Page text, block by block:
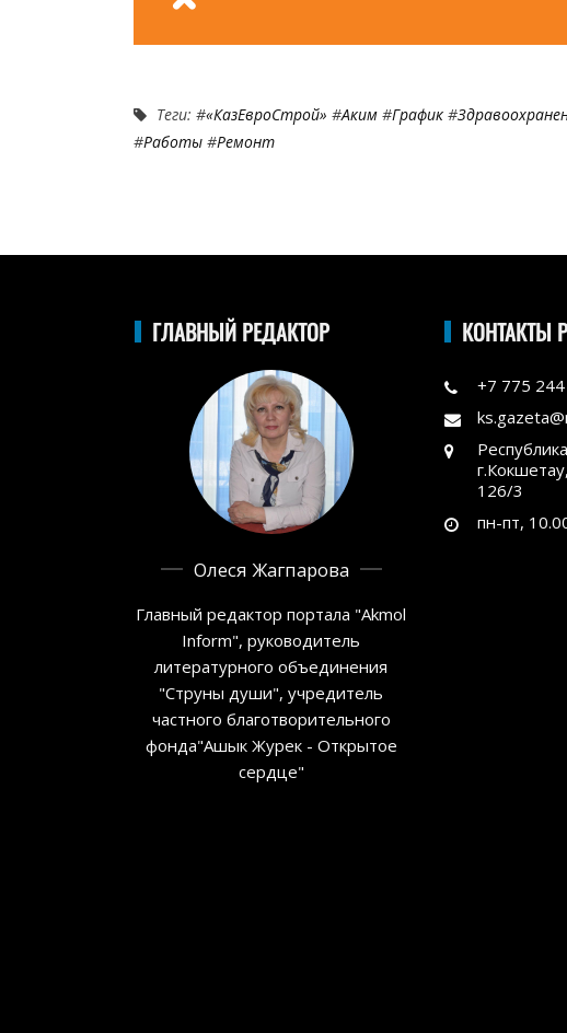
Теги: #«КазЕвроСтрой» #Аким #График #
#Работы #Ремонт
ГЛАВНЫЙ РЕДАКТОР
Олеся Жагпарова
Главный редактор портала "Akmol
Inform", руководитель
литературного объединения
"Струны души", учредитель
частного благотворительного
фонда"Ашык Журек - Открытое
сердце"
КОНТАКТЫ
+7 775
126/3
пн-пт,